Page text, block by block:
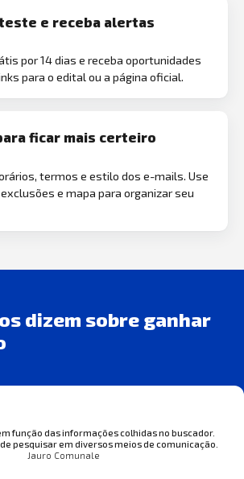
e receba alertas
por 14 dias e receba oportunidades
para o edital ou a página oficial.
ficar mais certeiro
termos e estilo dos e-mails. Use
e mapa para organizar seu
dizem sobre ganhar
função das informações colhidas no buscador.
pesquisar em diversos meios de comunicação.
Jauro Comunale